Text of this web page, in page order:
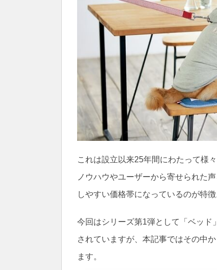
これは設立以来25年間にわたって様
ノウハウやユーザーから寄せられた
しやすい価格帯になっているのが特徴
今回はシリーズ第1弾として「ベッド
されていますが、本記事ではその中
ます。